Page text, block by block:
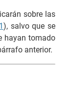
sobre las
), salvo que se
hayan tomado
anterior.